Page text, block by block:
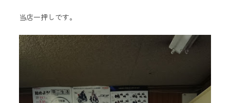
当店一押しです。